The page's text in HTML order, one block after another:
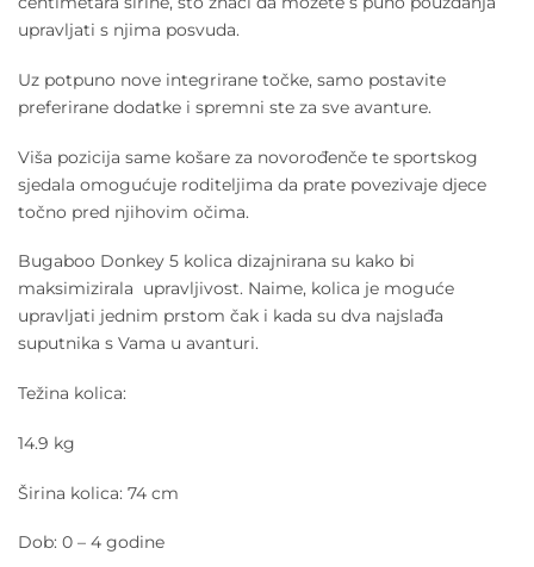
upravljati s njima posvuda.
Uz potpuno nove integrirane točke, samo postavite
preferirane dodatke i spremni ste za sve avanture.
Viša pozicija same košare za novorođenče te sportskog
sjedala omogućuje roditeljima da prate povezivaje djece
točno pred njihovim očima.
Bugaboo Donkey 5 kolica dizajnirana su kako bi
maksimizirala upravljivost. Naime, kolica je moguće
upravljati jednim prstom čak i kada su dva najslađa
suputnika s Vama u avanturi.
Težina kolica:
14.9 kg
Širina kolica: 74 cm
Dob: 0 – 4 godine